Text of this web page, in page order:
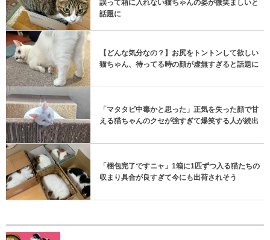
誤って箱に入れない猫ちゃんの姿が微笑ましいと
話題に
【どんな気分なの？】お尻をトントンして欲しい
猫ちゃん、待ってる時の顔が虚無すぎると話題に
「マタタビ中毒かと思った」正気を失った顔で甘
える猫ちゃんのクセが強すぎて爆笑する人が続出
「梱包完了ですニャ」1箱に1匹ずつ入る猫たちの
収まり具合が良すぎて今にも出荷されそう